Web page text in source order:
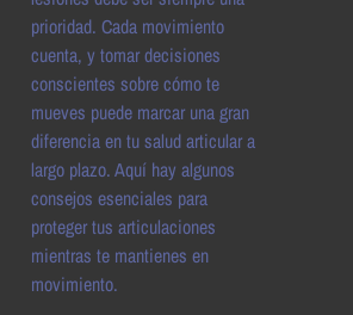
prioridad. Cada movimiento
cuenta, y tomar decisiones
conscientes sobre cómo te
mueves puede marcar una gran
diferencia en tu salud articular a
largo plazo. Aquí hay algunos
consejos esenciales para
proteger tus articulaciones
mientras te mantienes en
movimiento.